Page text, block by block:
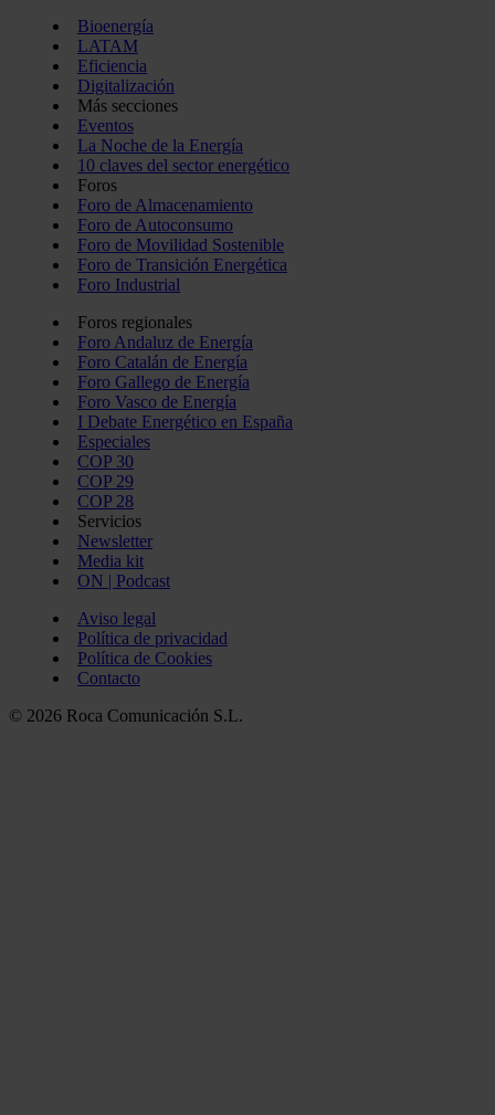
Bioenergía
LATAM
Eficiencia
Digitalización
Más secciones
Eventos
La Noche de la Energía
10 claves del sector energético
Foros
Foro de Almacenamiento
Foro de Autoconsumo
Foro de Movilidad Sostenible
Foro de Transición Energética
Foro Industrial
Foros regionales
Foro Andaluz de Energía
Foro Catalán de Energía
Foro Gallego de Energía
Foro Vasco de Energía
I Debate Energético en España
Especiales
COP 30
COP 29
COP 28
Servicios
Newsletter
Media kit
ON | Podcast
Aviso legal
Política de privacidad
Política de Cookies
Contacto
© 2026 Roca Comunicación S.L.